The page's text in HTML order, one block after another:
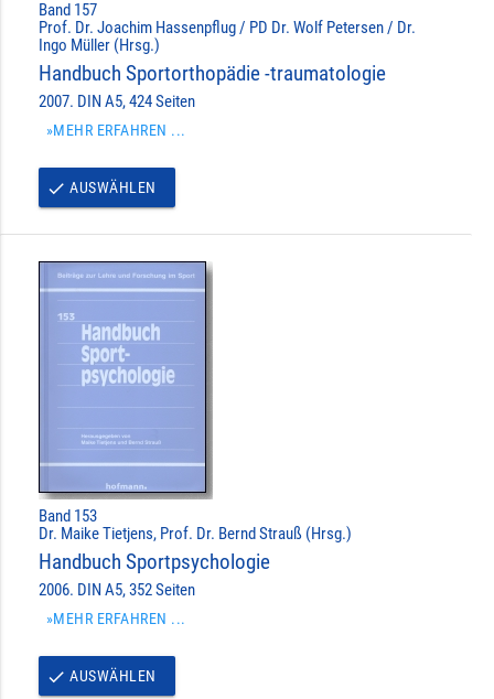
Band 157
Prof. Dr. Joachim Hassenpflug / PD Dr. Wolf Petersen / Dr.
Ingo Müller (Hrsg.)
Handbuch Sportorthopädie -traumatologie
2007. DIN A5, 424 Seiten
»MEHR ERFAHREN ...
done AUSWÄHLEN
Band 153
Dr. Maike Tietjens, Prof. Dr. Bernd Strauß (Hrsg.)
Handbuch Sportpsychologie
2006. DIN A5, 352 Seiten
»MEHR ERFAHREN ...
done AUSWÄHLEN